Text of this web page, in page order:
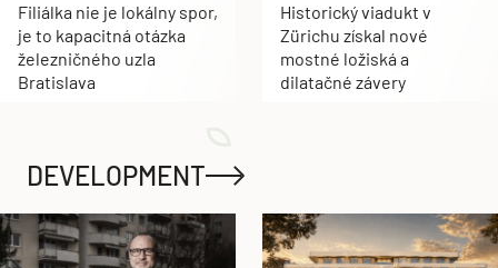
Filiálka nie je lokálny spor,
je to kapacitná otázka
železničného uzla
Bratislava
Historický viadukt v
Zürichu získal nové
mostné ložiská a
dilatačné závery
DEVELOPMENT